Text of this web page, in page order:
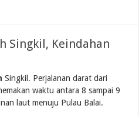
Singkil, Keindahan
Singkil. Perjalanan darat dari
waktu antara 8 sampai 9
laut menuju Pulau Balai.